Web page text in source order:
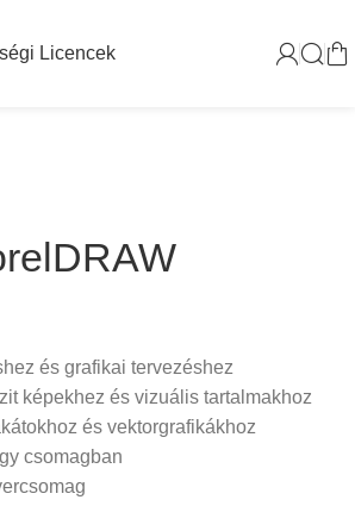
Licencek
és grafikai tervezéshez
képekhez és vizuális tartalmakhoz
és vektorgrafikákhoz
csomagban